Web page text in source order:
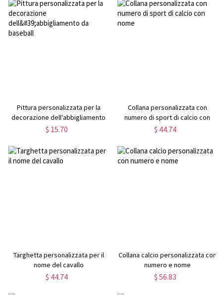
Pittura personalizzata per la
decorazione dell'abbigliamento
da baseball
$ 15.70
Collana personalizzata con
numero di sport di calcio con
nome
$ 44.74
Targhetta personalizzata per il
nome del cavallo
$ 44.74
Collana calcio personalizzata con
numero e nome
$ 56.83